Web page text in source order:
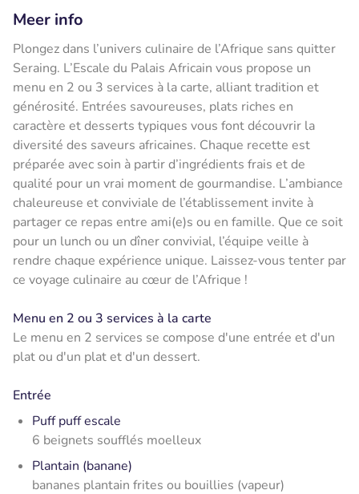
Meer info
Plongez dans l’univers culinaire de l’Afrique sans quitter
Seraing. L’Escale du Palais Africain vous propose un
menu en 2 ou 3 services à la carte, alliant tradition et
générosité. Entrées savoureuses, plats riches en
caractère et desserts typiques vous font découvrir la
diversité des saveurs africaines. Chaque recette est
préparée avec soin à partir d’ingrédients frais et de
qualité pour un vrai moment de gourmandise. L’ambiance
chaleureuse et conviviale de l’établissement invite à
partager ce repas entre ami(e)s ou en famille. Que ce soit
pour un lunch ou un dîner convivial, l’équipe veille à
rendre chaque expérience unique. Laissez-vous tenter par
ce voyage culinaire au cœur de l’Afrique !
Menu en 2 ou 3 services à la carte
Le menu en 2 services se compose d'une entrée et d'un
plat ou d'un plat et d'un dessert.
Entrée
Puff puff escale
6 beignets soufflés moelleux
Plantain (banane)
bananes plantain frites ou bouillies (vapeur)